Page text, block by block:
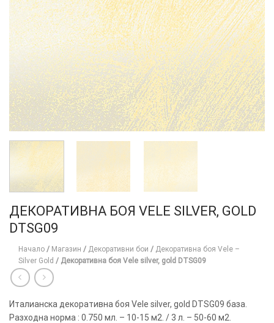
ДЕКОРАТИВНА БОЯ VELE SILVER, GOLD
DTSG09
Начало / Магазин / Декоративни бои / Декоративна боя Vele –
Silver Gold / Декоративна боя Vele silver, gold DTSG09
Италианска декоративна боя Vele silver, gold DTSG09 база.
Разходна норма : 0.750 мл. – 10-15 м2. / 3 л. – 50-60 м2.